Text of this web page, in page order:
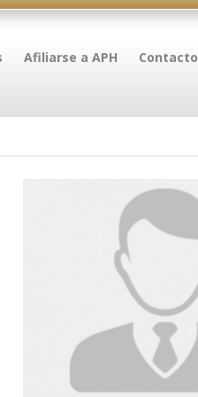
Afiliarse a APH Contacto